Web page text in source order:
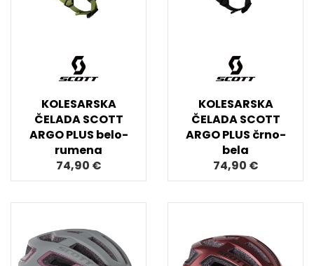
KOLESARSKA
ČELADA SCOTT
ARGO PLUS belo-
rumena
74,90 €
KOLESARSKA
ČELADA SCOTT
ARGO PLUS črno-
bela
74,90 €